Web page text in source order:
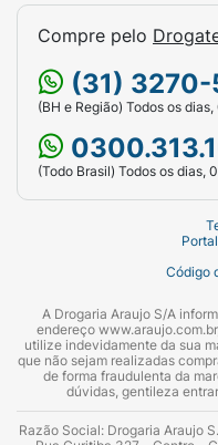
Compre pelo
(31)
(BH e Região) Todos os
(Todo Brasil) Todos os dias,
Código
A Drogaria Araujo S/A
endereço
utilize indevidamente da sua
que não sejam realizadas
de forma fraudulenta da
dúvidas, gentileza
Razão Social: Drogaria Araujo